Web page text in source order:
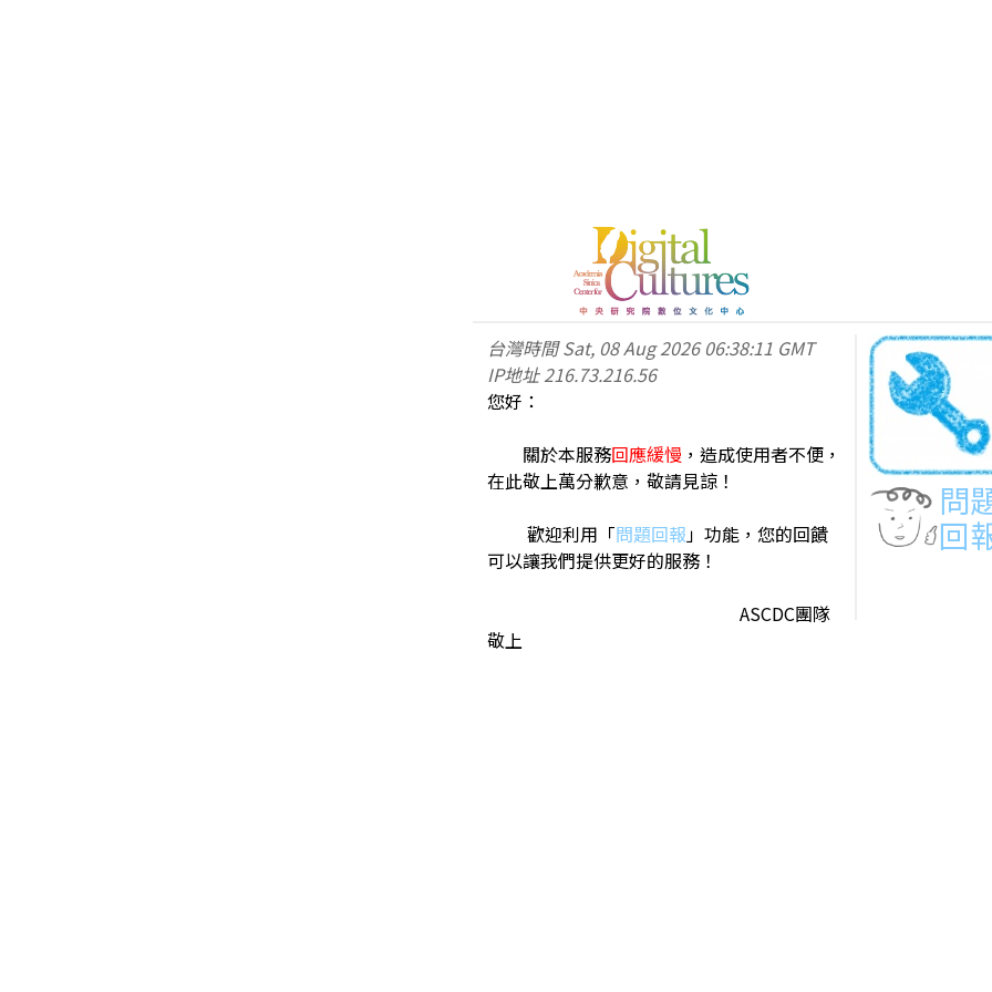
台灣時間Sat, 08 Aug 2026 06:38:11 GMT
IP地址216.73.216.56
您好：
關於本服務回應緩慢 ，造成使用者不便，
在此敬上萬分歉意，敬請見諒！
歡迎利用「問題回報」功能，您的回饋
可以讓我們提供更好的服務！
ASCDC團隊
敬上
問
回